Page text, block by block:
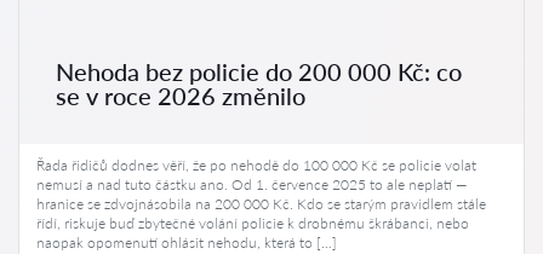
Nehoda bez policie do 200 000 Kč: co
se v roce 2026 změnilo
Řada řidičů dodnes věří, že po nehodě do 100 000 Kč se policie volat
nemusí a nad tuto částku ano. Od 1. července 2025 to ale neplatí —
hranice se zdvojnásobila na 200 000 Kč. Kdo se starým pravidlem stále
řídí, riskuje buď zbytečné volání policie k drobnému škrábanci, nebo
naopak opomenutí ohlásit nehodu, která to […]